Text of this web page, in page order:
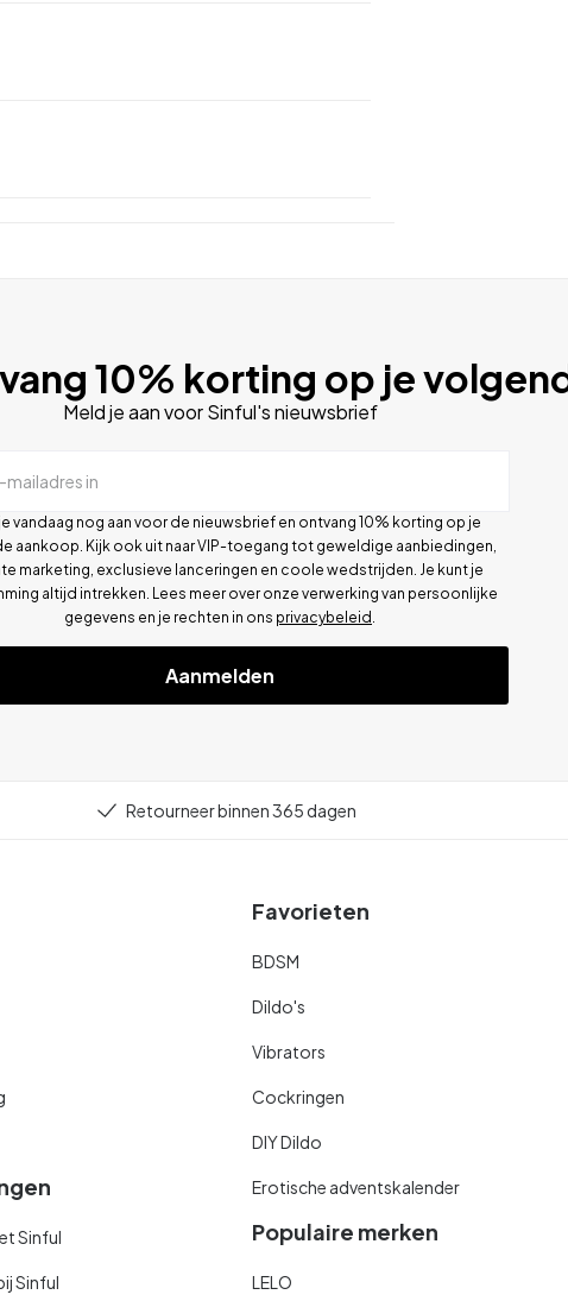
10% korting op je
Meld je aan voor Sinful's nieuwsbrief
mailadres in
vandaag nog aan voor de nieuwsbrief en ontvang 10% korting op je
aankoop. Kijk ook uit naar VIP-toegang tot geweldige aanbiedingen,
marketing, exclusieve lanceringen en coole wedstrijden. Je kunt je
altijd intrekken. Lees meer over onze verwerking van persoonlijke
gegevens en je rechten in ons privacybeleid
Aanmelden
Retourneer binnen 365 dagen
Sinful
Sinful
Favorieten
BDSM
Dildo's
Vibrators
Cockringen
DIY Dildo
Erotische adventskalender
Populaire merken
LELO